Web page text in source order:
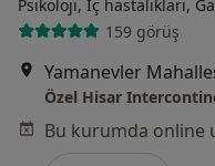
Psikoloji, İç hastalıkları,
159 görüş
Özel Hisar